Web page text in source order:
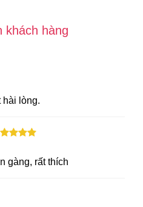
khách hàng
hài lòng.
gàng, rất thích